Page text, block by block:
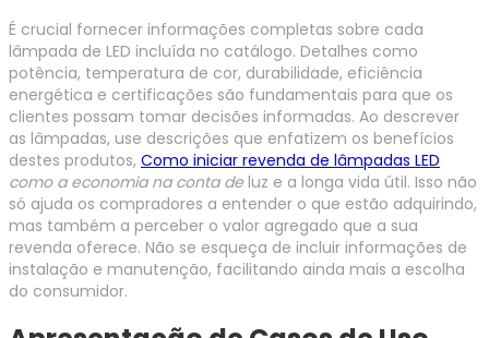
É crucial fornecer informações completas sobre cada
lâmpada de LED incluída no catálogo. Detalhes como
potência, temperatura de cor, durabilidade, eficiência
energética e certificações são fundamentais para que os
clientes possam tomar decisões informadas. Ao descrever
as lâmpadas, use descrições que enfatizem os benefícios
destes produtos, Como iniciar revenda de lâmpadas LED
como a economia na conta de luz e a longa vida útil. Isso não
só ajuda os compradores a entender o que estão adquirindo,
mas também a perceber o valor agregado que a sua
revenda oferece. Não se esqueça de incluir informações de
instalação e manutenção, facilitando ainda mais a escolha
do consumidor.